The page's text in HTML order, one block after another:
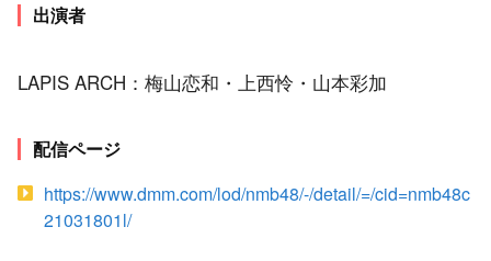
出演者
LAPIS ARCH：梅山恋和・上西怜・山本彩加
配信ページ
https://www.dmm.com/lod/nmb48/-/detail/=/cid=nmb48c
21031801l/